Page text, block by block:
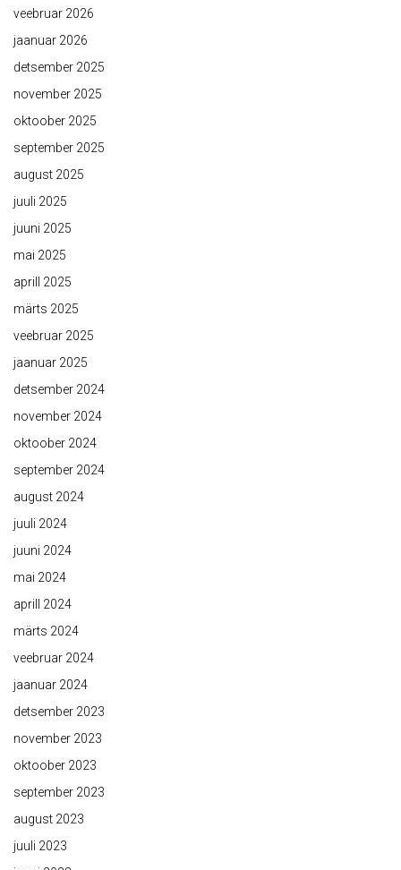
veebruar 2026
jaanuar 2026
detsember 2025
november 2025
oktoober 2025
september 2025
august 2025
juuli 2025
juuni 2025
mai 2025
aprill 2025
märts 2025
veebruar 2025
jaanuar 2025
detsember 2024
november 2024
oktoober 2024
september 2024
august 2024
juuli 2024
juuni 2024
mai 2024
aprill 2024
märts 2024
veebruar 2024
jaanuar 2024
detsember 2023
november 2023
oktoober 2023
september 2023
august 2023
juuli 2023